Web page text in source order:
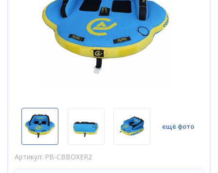
Артикул PB-CBBOXER2